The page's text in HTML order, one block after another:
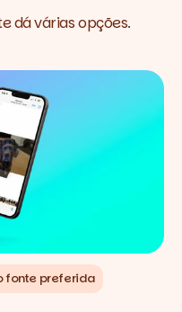
dá várias opções.
fonte preferida